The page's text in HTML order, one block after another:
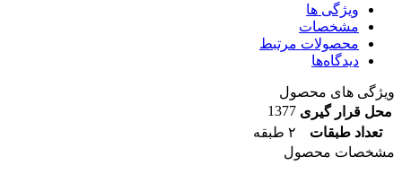
ویژگی ها
مشخصات
محصولات مرتبط
دیدگاه‌ها
ویژگی های محصول
محل قرار گیری 1377
تعداد طبقات
۲ طبقه
مشخصات محصول